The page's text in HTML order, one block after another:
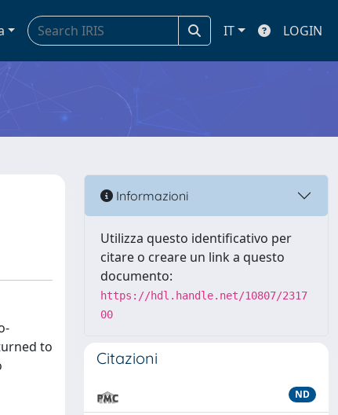
IT LOGIN
to
Informazioni
Utilizza questo identificativo per
citare o creare un link a questo
documento:
https://hdl.handle.net/10807/2317
00
Citazioni
ND